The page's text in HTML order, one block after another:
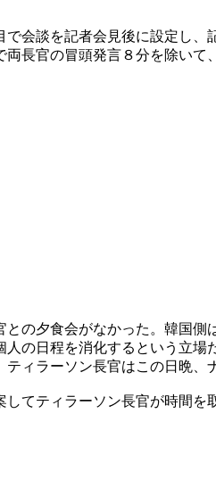
会談を記者会見後に設定し
長官の冒頭発言８分を除い
の夕食会がなかった。韓国
の日程を消化するという立
ィラーソン長官はこの日晩
てティラーソン長官が時間